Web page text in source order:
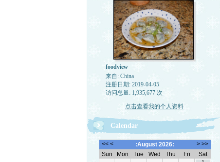
foodview
来自: China
注册日期: 2019-04-05
访问总量: 1,935,677 次
点击查看我的个人资料
Calendar